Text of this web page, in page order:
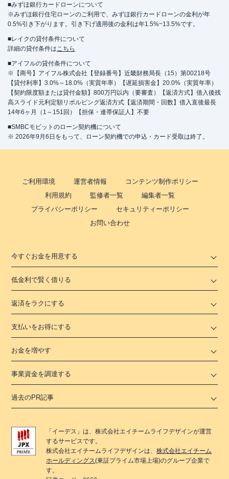
■みずほ銀行カードローンについて
※みずほ銀行住宅ローンのご利用で、みずほ銀行カードローンの金利が年
0.5%引き下がります。引き下げ適用後の金利は年1.5%~13.5%です。
■レイクの貸付条件について
詳細の貸付条件はこちら
■アイフルの貸付条件について
※【商号】アイフル株式会社【登録番号】近畿財務局長（15）第00218号
【貸付利率】3.0%～18.0%（実質年率）【遅延損害金】20.0%（実質年率）
【契約限度額または貸付金額】800万円以内（要審査）【返済方式】借入後残
高スライド元利定額リボルビング返済方式【返済期間・回数】借入直後最長
14年6ヶ月（1～151回）【担保・連帯保証人】不要
■SMBCモビットのローン契約機について
※ 2026年9月6日をもって、ローン契約機での申込・カード受取は終了。
ご利用環境 運営者情報
コンテンツ制作ポリシー
利用規約
監修者一覧
編集者一覧
プライバシーポリシー
セキュリティーポリシー
お問い合わせ
今すぐお金を用意する
低金利で賢く借りる
返済をラクにする
支払いをお得にする
お金を増やす
事業資金を調達する
過去のPR記事
「 イーデス 」は、株式会社エイチームライフデザインが運営
するサービスです。
株式会社エイチームライフデザインは、株式会社エイチーム
ホールディングス(東証プライム市場上場)のグループ企業で
す。